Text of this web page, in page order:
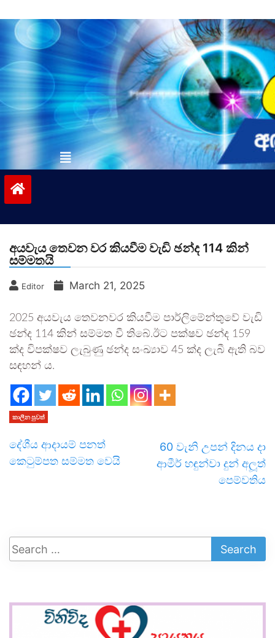
to
contentvinivida.lk
අයවැය තෙවන වර කියවීම වැඩි ඡන්ද 114 කින්
සම්මතයි
Editor March 21, 2025
2025 අයවැය තෙවනවර කියවීම පාර්ලිමේන්තුවේ වැඩි
ඡන්ද 114 කින් සම්මත වී තිබේ.ඊට පක්ෂව ඡන්ද 159
ක්ද විපක්ෂව ලැබුණු ඡන්ද සංඛ්‍යාව 45 ක්ද ලැබී ඇති බව
සඳහන් ය.
කාලීන පුවත්
දේශීය ආදායම් පනත්
කෙටුම්පත සම්මත වෙයි
60 වැනි උපන් දිනය දා
ආමීර් හඳුන්වා දුන් අලූත්
පෙම්වතිය